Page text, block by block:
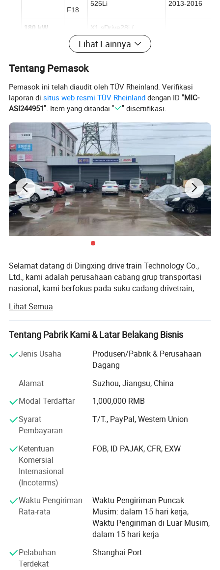
F18
525Li 2013-2016
180 kW
E84
X1 sDrive28i /
XDrive28i
F35
328i / 328Li
F34 3268i Gran Turismo
F32 428i 2014-2016
F10/
F18
528i / 528Li
E89 Z4 sDrive28i 2011-2016
F22 228i 2014-2016
F26 2014-2017
F15 X5 xDrive40e (Hybrid) 2016-2018
Kecemerlangan
Foto detail
Lihat Lainnya
Tentang Pemasok
Pemasok ini telah diaudit oleh TÜV Rheinland. Verifikasi
laporan disitus web resmi TÜV Rheinland dengan ID "MIC-
ASI244951". Item yang ditandai " " disertifikasi.
Selamat datang di Dingxing drive train Technology Co.,
Ltd., kami adalah perusahaan cabang grup transportasi
nasional, kami berfokus pada suku cadang drivetrain,
adalah engine yang direkturnya, pompa bahan bakar,
komponen engine, dll.; mencakup para pemain utama
seperti VW, GM, Toyota, Ford, SAIC, JLR, Cummins,
Perusahaan ini didirikan oleh anggota tim teknis dari
perusahaan transportasi kendaraan nasional pada bulan
November 2023. Perusahaan ini baru, tetapi dengan
Kita mematuhi prinsip manajemen "mutu pertama,
berdiri dan selalu melakukan yang terbaik untuk
memenuhi kebutuhan pelanggan. Perusahaan kita
dengan tulus berkeinginan untuk bekerja sama dengan
perusahaan-perusahaan dari seluruh dunia untuk
mewujudkan situasi yang menang-menang sejak tren
globalisasi ekonomi telah berkembang dengan kekuatan
yang tidak dapat menggiurkan. Tim kami yang terdiri dari
para insinyur dan pengrajin kami bekerja dengan tekun,
memadukan teknologi terkini dan wawasan industri ke
dalam desain kami. Karena itu, bersantai berada di garis
depan efisiensi dan keandalan, memungkinkan Anda
Lihat Semua
Tentang Pabrik Kami & Latar Belakang Bisnis
Jenis Usaha
Produsen/Pabrik & Perusahaan
Dagang
Alamat
Suzhou, Jiangsu, China
Modal Terdaftar
1,000,000 RMB
Syarat
Pembayaran
T/T., PayPal, Western Union
Ketentuan
Komersial
Internasional
(Incoterms)
FOB, ID PAJAK, CFR, EXW
Waktu Pengiriman
Rata-rata
Waktu Pengiriman Puncak
Musim: dalam 15 hari kerja,
Waktu Pengiriman di Luar Musim,
dalam 15 hari kerja
Pelabuhan
Terdekat
Shanghai Port